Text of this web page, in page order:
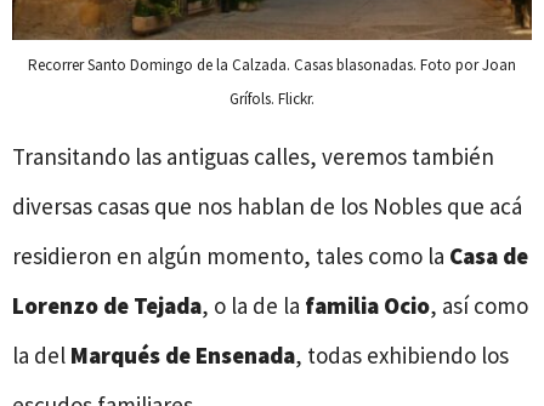
Recorrer Santo Domingo de la Calzada. Casas blasonadas. Foto por Joan
Grífols. Flickr.
Transitando las antiguas calles, veremos también
diversas casas que nos hablan de los Nobles que acá
residieron en algún momento, tales como la Casa de
Lorenzo de Tejada, o la de la familia Ocio, así como
la del Marqués de Ensenada, todas exhibiendo los